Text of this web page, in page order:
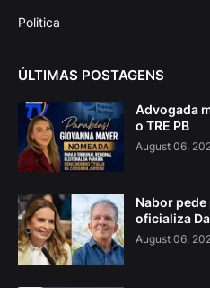
Politica
ÚLTIMAS POSTAGENS
Advogada
o TRE PB
August 06,
Nabor
oficializa
August 06,